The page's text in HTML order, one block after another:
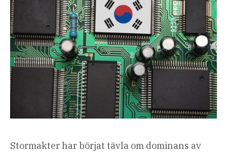
Stormakter har börjat tävla om dominans av